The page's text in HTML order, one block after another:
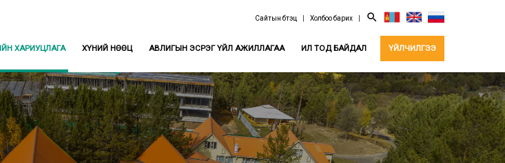
Сайтын бүтэц Холбоо барих search
ХАРИУЦЛАГА ХҮНИЙ НӨӨЦ АВЛИГЫН ЭСРЭГ ҮЙЛ АЖИЛЛАГАА ИЛ ТОД БАЙДАЛ ҮЙЛЧИЛГЭЭ